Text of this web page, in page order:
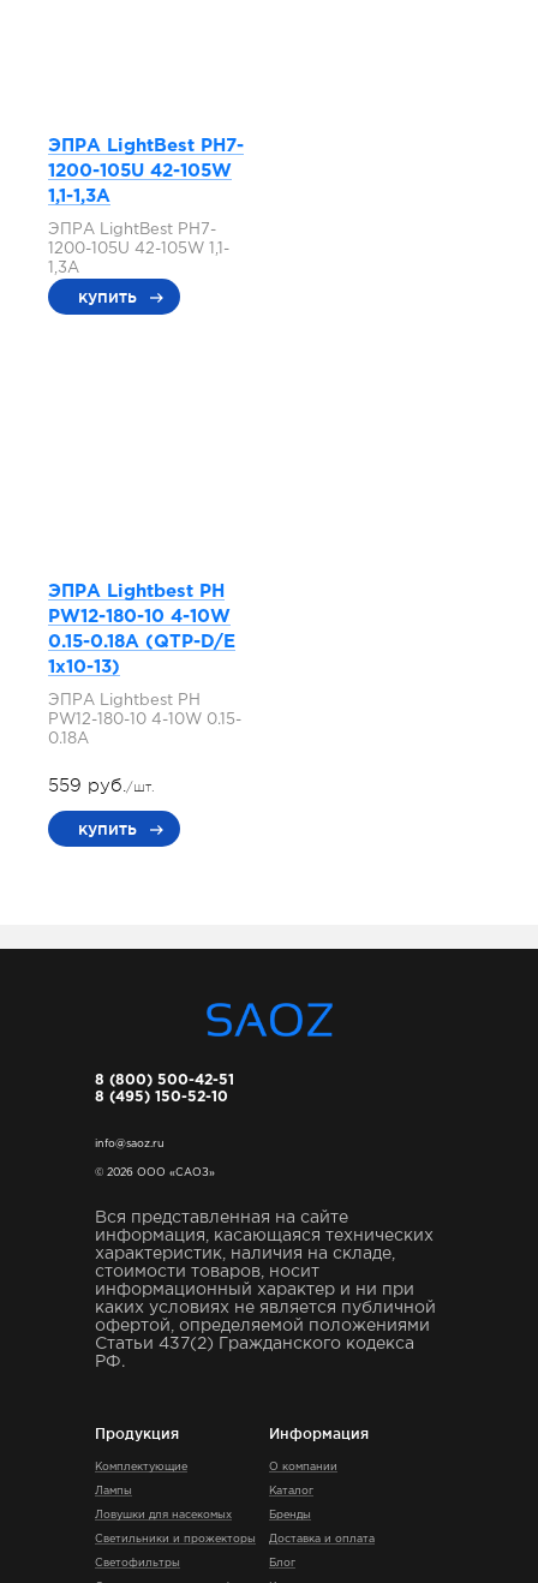
ЭПРА LightBest PH7-
1200-105U 42-105W
1,1-1,3A
ЭПРА LightBest PH7-
1200-105U 42-105W 1,1-
1,3A
купить
ЭПРА Lightbest PH
PW12-180-10 4-10W
0.15-0.18A (QTP-D/E
1x10-13)
ЭПРА Lightbest PH
PW12-180-10 4-10W 0.15-
0.18A
559 руб./шт.
купить
8 (800) 500-42-51
8 (495) 150-52-10
info@saoz.ru
© 2026 ООО «САОЗ»
Вся представленная на сайте
информация, касающаяся технических
характеристик, наличия на складе,
стоимости товаров, носит
информационный характер и ни при
каких условиях не является публичной
офертой, определяемой положениями
Статьи 437(2) Гражданского кодекса
РФ.
Продукция
Комплектующие
Лампы
Ловушки для насекомых
Светильники и прожекторы
Светофильтры
Информация
О компании
Каталог
Бренды
Доставка и оплата
Блог